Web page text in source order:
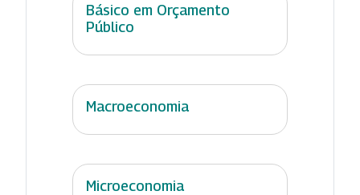
Básico em Orçamento
Público
Macroeconomia
Microeconomia